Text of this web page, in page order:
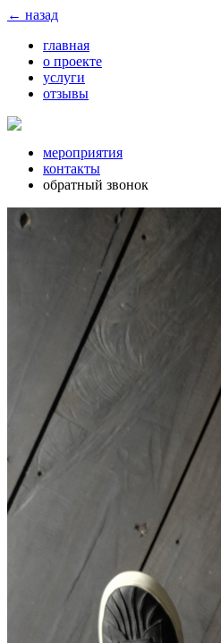
← назад
главная
о проекте
услуги
отзывы
мероприятия
контакты
обратный звонок